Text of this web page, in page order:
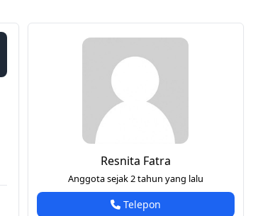
Resnita Fatra
Anggota sejak 2 tahun yang lalu
Telepon